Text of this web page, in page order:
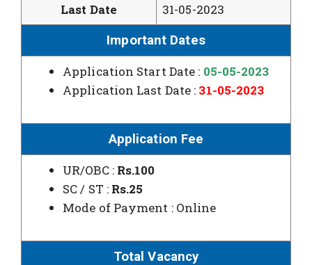
Last Date
31-05-2023
Important Dates
Application Start Date : 05-05-2023
Application Last Date : 31-05-2023
Application Fee
UR/OBC : Rs.100
SC / ST : Rs.25
Mode of Payment : Online
Total Vacancy